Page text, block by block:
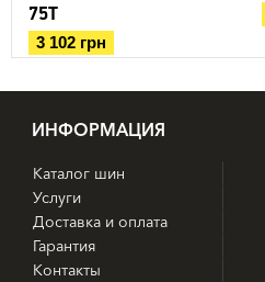
75T
3 102 грн
ИНФОРМАЦИЯ
Каталог шин
Услуги
Доставка и оплата
Гарантия
Контакты